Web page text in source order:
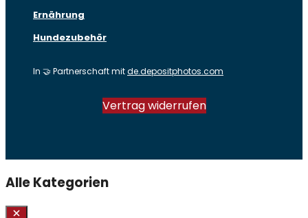
Ernährung
Hundezubehör
In 🤝 Partnerschaft mitde.depositphotos.com
Vertrag widerrufen
Alle Kategorien